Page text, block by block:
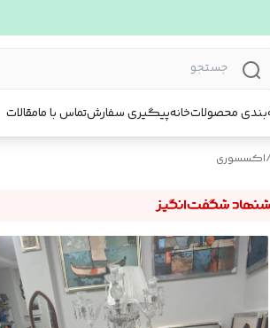
محصولاتخانهپیگیری سفارشتماس با مامقالات
/اکسسوری